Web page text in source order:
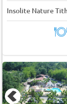
Insolite Nature